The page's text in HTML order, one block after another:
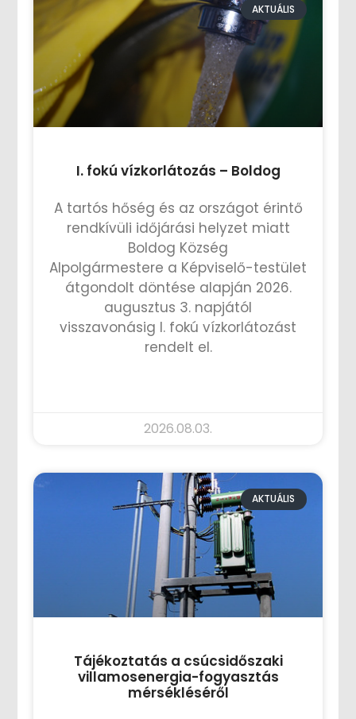
AKTUÁLIS
I. fokú vízkorlátozás – Boldog
A tartós hőség és az országot érintő
rendkívüli időjárási helyzet miatt
Boldog Község
Alpolgármestere a Képviselő-testület
átgondolt döntése alapján 2026.
augusztus 3. napjától
visszavonásig I. fokú vízkorlátozást
rendelt el.
2026.08.03.
AKTUÁLIS
Tájékoztatás a csúcsidőszaki
villamosenergia-fogyasztás
mérsékléséről